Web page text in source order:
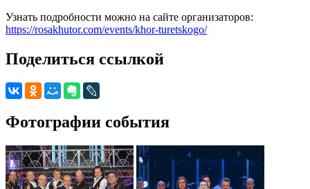
Узнать подробности можно на сайте организаторов:
https://rosakhutor.com/events/khor-turetskogo/
Поделиться ссылкой
Фотографии события